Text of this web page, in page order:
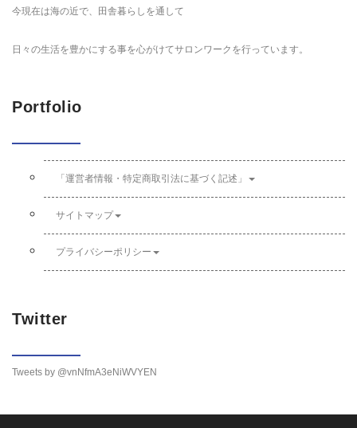
今現在は海の近で、田舎暮らしを通して
日々の生活を豊かにする事を心がけてサロンワークを行っています。
Portfolio
「運営者情報・特定商取引法に基づく記述」
サイトマップ
プライバシーポリシー
Twitter
Tweets by @vnNfmA3eNiWVYEN